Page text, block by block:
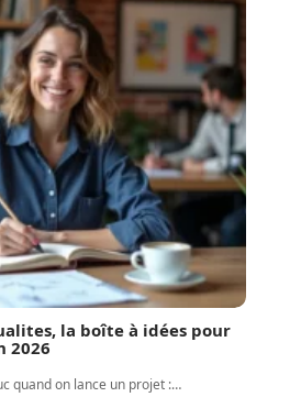
la boîte à idées pour
2026
quand on lance un projet :…